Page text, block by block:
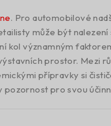
. Pro automobilové
může být nalezení
kol významným
prostor. Mezi
přípravky si
pozornost pro svou